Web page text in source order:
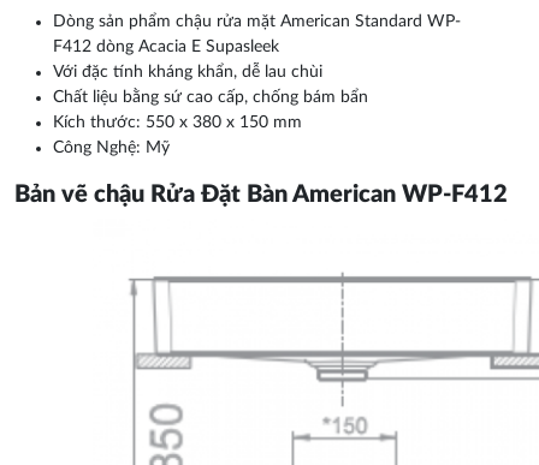
Dòng sản phẩm chậu rửa mặt American Standard WP-
F412 dòng Acacia E Supasleek
Với đặc tính kháng khẩn, dễ lau chùi
Chất liệu bằng sứ cao cấp, chống bám bẩn
Kích thước: 550 x 380 x 150 mm
Công Nghệ: Mỹ
Bản vẽ chậu Rửa Đặt Bàn American WP-F412